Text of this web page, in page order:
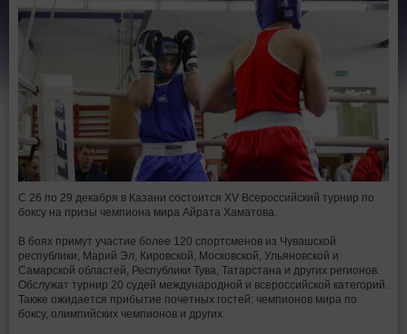
С 26 по 29 декабря в Казани состоится XV Всероссийский турнир по
боксу на призы чемпиона мира Айрата Хаматова.
В боях примут участие более 120 спортсменов из Чувашской
республики, Марий Эл, Кировской, Московской, Ульяновской и
Самарской областей, Республики Тува, Татарстана и других регионов.
Обслужат турнир 20 судей международной и всероссийской категорий.
Также ожидается прибытие почетных гостей: чемпионов мира по
боксу, олимпийских чемпионов и других.